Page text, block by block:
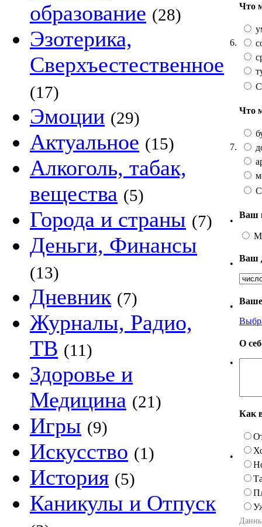
образование (28)
Эзотерика,
Сверхъестественное
(17)
Эмоции (29)
Актуальное (15)
Алкоголь, табак,
вещества (5)
Города и страны (7)
Деньги, Финансы
(13)
Дневник (7)
Журналы, Радио,
ТВ (11)
Здоровье и
Медицина (21)
Игры (9)
Искусство (1)
История (5)
Каникулы и Отпуск
6.
Что
7.
Что
•
Ваш
•
Ваш
•
Ваше
•
О
•
Как